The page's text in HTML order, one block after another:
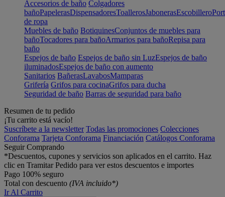
Accesorios de baño Colgadores
bañoPapelerasDispensadoresToallerosJabonerasEscobillero
de ropa
Muebles de baño BotiquinesConjuntos de muebles para
bañoTocadores para bañoArmarios para bañoRepisa para
baño
Espejos de baño Espejos de baño sin LuzEspejos de baño
iluminadosEspejos de baño con aumento
Sanitarios BañerasLavabosMamparas
Grifería Grifos para cocinaGrifos para ducha
Seguridad de baño Barras de seguridad para baño
Resumen de tu pedido
¡Tu carrito está vacío!
Suscríbete a la newsletter Todas las promociones Colecciones
Conforama Tarjeta Conforama Financiación Catálogos Conforama
Seguir Comprando
*Descuentos, cupones y servicios son aplicados en el carrito. Haz
clic en Tramitar Pedido para ver estos descuentos e importes
Pago 100% seguro
Total con descuento (IVA incluido*)
Ir Al Carrito